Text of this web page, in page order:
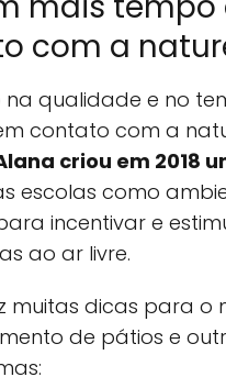
com a
na qualidade e no
contato com a
criou em 2018
escolas como
incentivar e
ao ar livre.
muitas dicas para o
de pátios e